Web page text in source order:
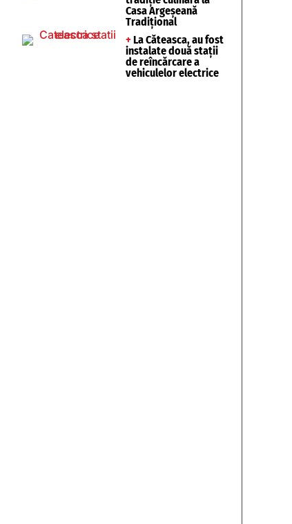
Casa Argeșeană
Tradițional
+ La Căteasca, au fost
instalate două stații
de reîncărcare a
vehiculelor electrice